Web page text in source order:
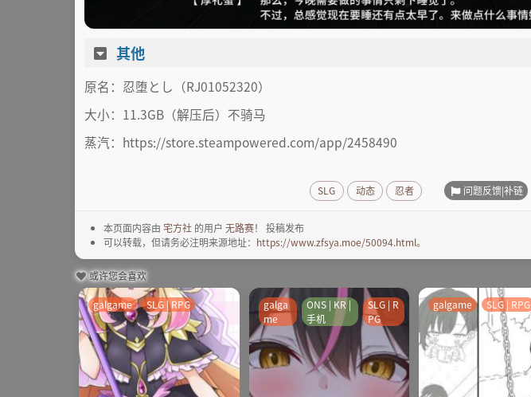
其他
原名：忍堕とし（RJ01052320）
大小：11.3GB（解压后）不骑马
蒸汽：https://store.steampowered.com/app/2458490
SLG 动态 忍者 问题反馈|补链
本页面内容由 宅方社 的用户 无路赛！
投稿发布
可以转载，但请务必注明来源地址： https://www.zfsya.moe/50094.html。
或许您会喜欢
galgame SLG | RPG
galga
me
ONS | KR |
手机
SLG | R
PG
galgame SLG | RPG